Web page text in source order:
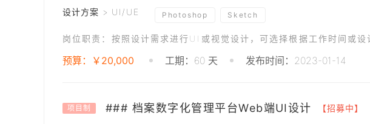
设计方案 > UI/UE Photoshop Sketch
预算：￥20,000 工期：60 天 发布时间：2023-01-14
项目制 ### 档案数字化管理平台Web端UI设计 【招募中】